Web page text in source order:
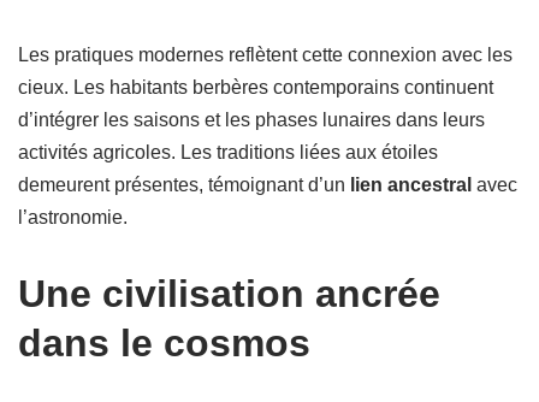
Les pratiques modernes reflètent cette connexion avec les
cieux. Les habitants berbères contemporains continuent
d’intégrer les saisons et les phases lunaires dans leurs
activités agricoles. Les traditions liées aux étoiles
demeurent présentes, témoignant d’un lien ancestral avec
l’astronomie.
Une civilisation ancrée
dans le cosmos